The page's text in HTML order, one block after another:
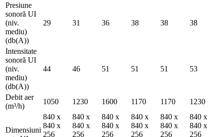
Presiune
sonoră UI
(niv.
mediu)
(db(A))
29 31 36 38 38 38
Intensitate
sonoră UI
(niv.
mediu)
(db(A))
44 46 51 51 51 53
Debit aer
(m³/h)
1050 1230 1600 1170 1170 1230
Dimensiuni
840 x
840 x
256
840 x
840 x
256
840 x
840 x
256
840 x
840 x
256
840 x
840 x
256
840 x
840 x
256